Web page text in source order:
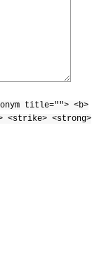
title=""> <b>
<strike> <strong>